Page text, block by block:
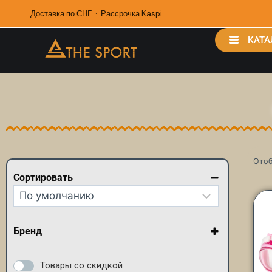
Доставка по СНГ · Рассрочка Kaspi
Сортировать
Сортировка товаров
Бренд
Madwave
Товары со скидкой